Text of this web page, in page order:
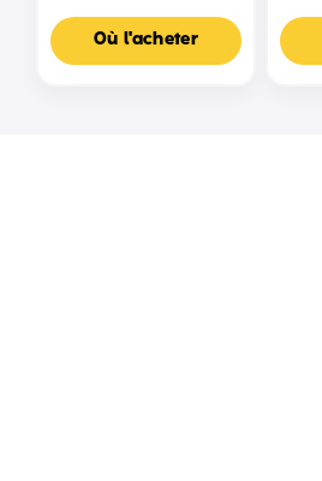
Où l'acheter